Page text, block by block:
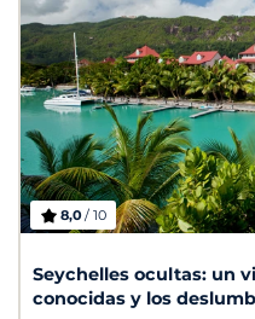
8,0/ 10
Seychelles ocultas: un
conocidas y los